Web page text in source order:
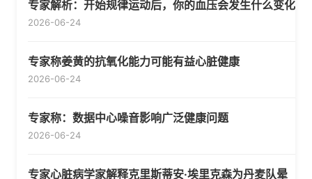
专家解析：开始规律运动后，你的血压会发生什么变化
2026-06-24
专家称姜黄的抗氧化能力可能有益心脏健康
2026-06-24
专家称：数据中心噪音影响广泛健康问题
2026-06-24
专家心脏病学家解释克里斯蒂安·埃里克森为丹麦队晕